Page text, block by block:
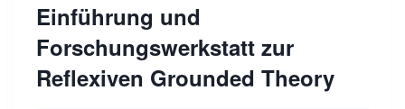
Einführung und
Forschungswerkstatt zur
Reflexiven Grounded Theory